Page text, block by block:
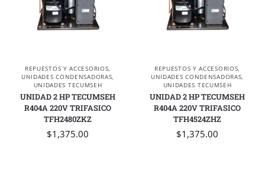
REPUESTOS Y ACCESORIOS,
UNIDADES CONDENSADORAS,
UNIDADES TECUMSEH
UNIDAD 2 HP TECUMSEH
R404A 220V TRIFASICO
TFH2480ZKZ
$1,375.00
REPUESTOS Y ACCESORIOS,
UNIDADES CONDENSADORAS,
UNIDADES TECUMSEH
UNIDAD 2 HP TECUMSEH
R404A 220V TRIFASICO
TFH4524ZHZ
$1,375.00